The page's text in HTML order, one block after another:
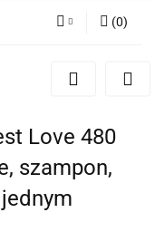
Zaloguj się
(0)
Love 480
szampon,